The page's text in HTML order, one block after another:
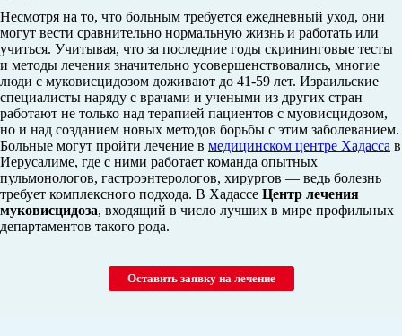
Несмотря на то, что больным требуется ежедневный уход, они
могут вести сравнительно нормальную жизнь и работать или
учиться. Учитывая, что за последние годы скрининговые тесты
и методы лечения значительно усовершенствовались, многие
люди с муковисцидозом доживают до 41-59 лет. Израильские
специалисты наряду с врачами и учеными из других стран
работают не только над терапией пациентов с муовисцидозом,
но и над созданием новых методов борьбы с этим заболеванием.
Больные могут пройти лечение в медицинском центре Хадасса в
Иерусалиме, где с ними работает команда опытных
пульмонологов, гастроэнтерологов, хирургов — ведь болезнь
требует комплексного подхода. В Хадассе Центр лечения
муковисцидоза, входящий в число лучших в мире профильных
департаментов такого рода.
Оставить заявку на лечение